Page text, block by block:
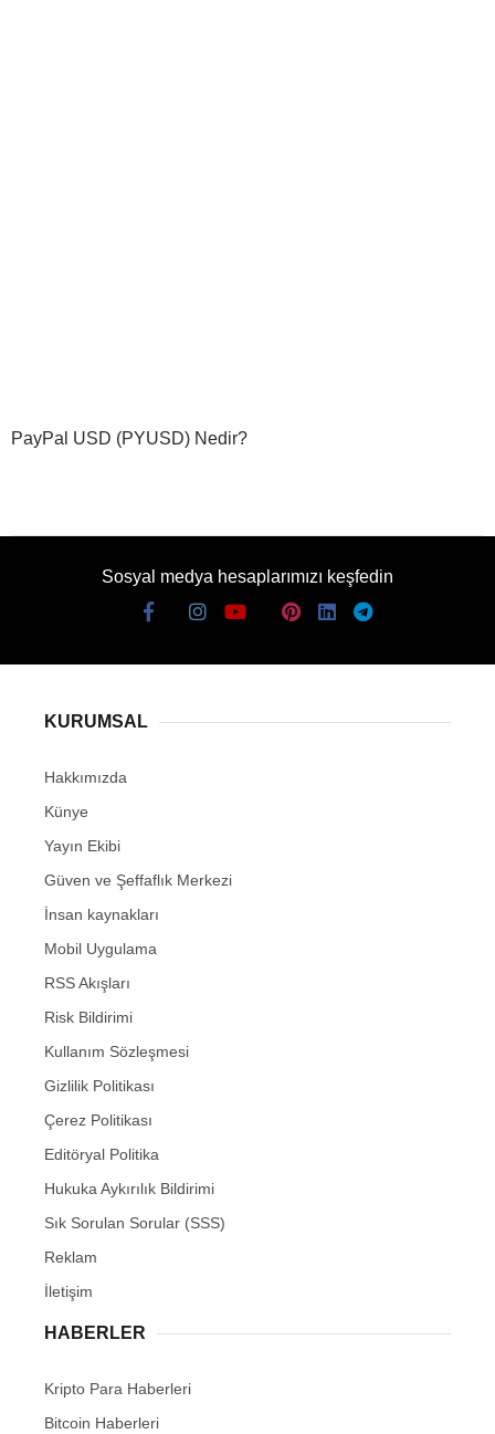
PayPal USD (PYUSD) Nedir?
Sosyal medya hesaplarımızı keşfedin
KURUMSAL
Hakkımızda
Künye
Yayın Ekibi
Güven ve Şeffaflık Merkezi
İnsan kaynakları
Mobil Uygulama
RSS Akışları
Risk Bildirimi
Kullanım Sözleşmesi
Gizlilik Politikası
Çerez Politikası
Editöryal Politika
Hukuka Aykırılık Bildirimi
Sık Sorulan Sorular (SSS)
Reklam
İletişim
HABERLER
Kripto Para Haberleri
Bitcoin Haberleri